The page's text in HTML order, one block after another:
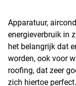
Apparatuur,
energieverbruik in
het belangrijk dat
worden, ook voor
roofing, dat zeer
zich hiertoe